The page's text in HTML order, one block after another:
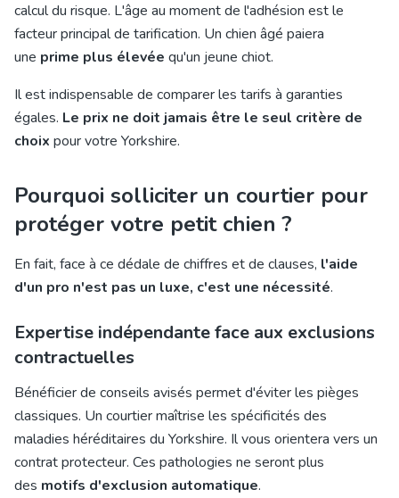
calcul du risque. L'âge au moment de l'adhésion est le
facteur principal de tarification. Un chien âgé paiera
une prime plus élevée qu'un jeune chiot.
Il est indispensable de comparer les tarifs à garanties
égales. Le prix ne doit jamais être le seul critère de
choix pour votre Yorkshire.
Pourquoi solliciter un courtier pour
protéger votre petit chien ?
En fait, face à ce dédale de chiffres et de clauses, l'aide
d'un pro n'est pas un luxe, c'est une nécessité.
Expertise indépendante face aux exclusions
contractuelles
Bénéficier de conseils avisés permet d'éviter les pièges
classiques. Un courtier maîtrise les spécificités des
maladies héréditaires du Yorkshire. Il vous orientera vers un
contrat protecteur. Ces pathologies ne seront plus
des motifs d'exclusion automatique.